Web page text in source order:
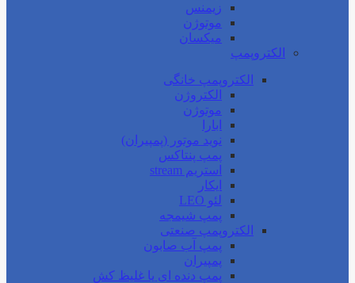
زیمنس
موتوژن
میکسان
الکتروپمپ
الکتروپمپ خانگی
الکتروژن
موتوژن
ابارا
نوید موتور (پمپیران)
پمپ پنتاکس
استریم stream
ایکار
لئو LEO
پمپ شیمجه
الکتروپمپ صنعتی
پمپ آب صابون
پمپیران
پمپ دنده ای یا غلیظ کش